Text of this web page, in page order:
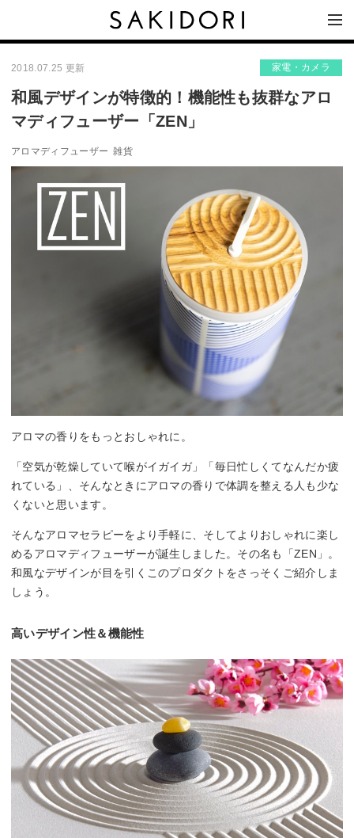
2018.07.25 更新 家電・カメラ
和風デザインが特徴的！機能性も抜群なアロ
マディフューザー「ZEN」
アロマディフューザー 雑貨
アロマの香りをもっとおしゃれに。
「空気が乾燥していて喉がイガイガ」「毎日忙しくてなんだか疲
れている」、そんなときにアロマの香りで体調を整える人も少な
くないと思います。
そんなアロマセラピーをより手軽に、そしてよりおしゃれに楽し
めるアロマディフューザーが誕生しました。その名も「ZEN」。
和風なデザインが目を引くこのプロダクトをさっそくご紹介しま
しょう。
高いデザイン性＆機能性